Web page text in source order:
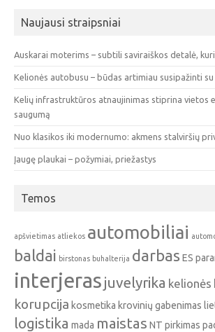
Naujausi straipsniai
Auskarai moterims – subtili saviraiškos detalė,
Kelionės autobusu – būdas artimiau susipažinti su
Kelių infrastruktūros atnaujinimas stiprina vietos
saugumą
Nuo klasikos iki modernumo: akmens stalviršių
Įaugę plaukai – požymiai, priežastys
Temos
apšvietimas atliekos automobiliai
baldai birstonas buhalterija darbas ES
interjeras juvelyrika kelionės
korupcija kosmetika krovinių gabenimas
logistika mada maistas NT pirkimas